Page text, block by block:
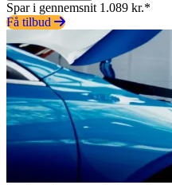
Spar i gennemsnit 1.089 kr.*
Få tilbud